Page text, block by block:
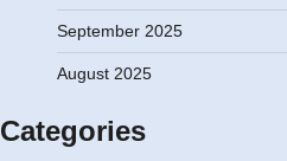
September 2025
August 2025
Categories